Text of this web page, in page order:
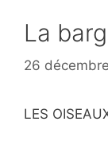
La
26
LES